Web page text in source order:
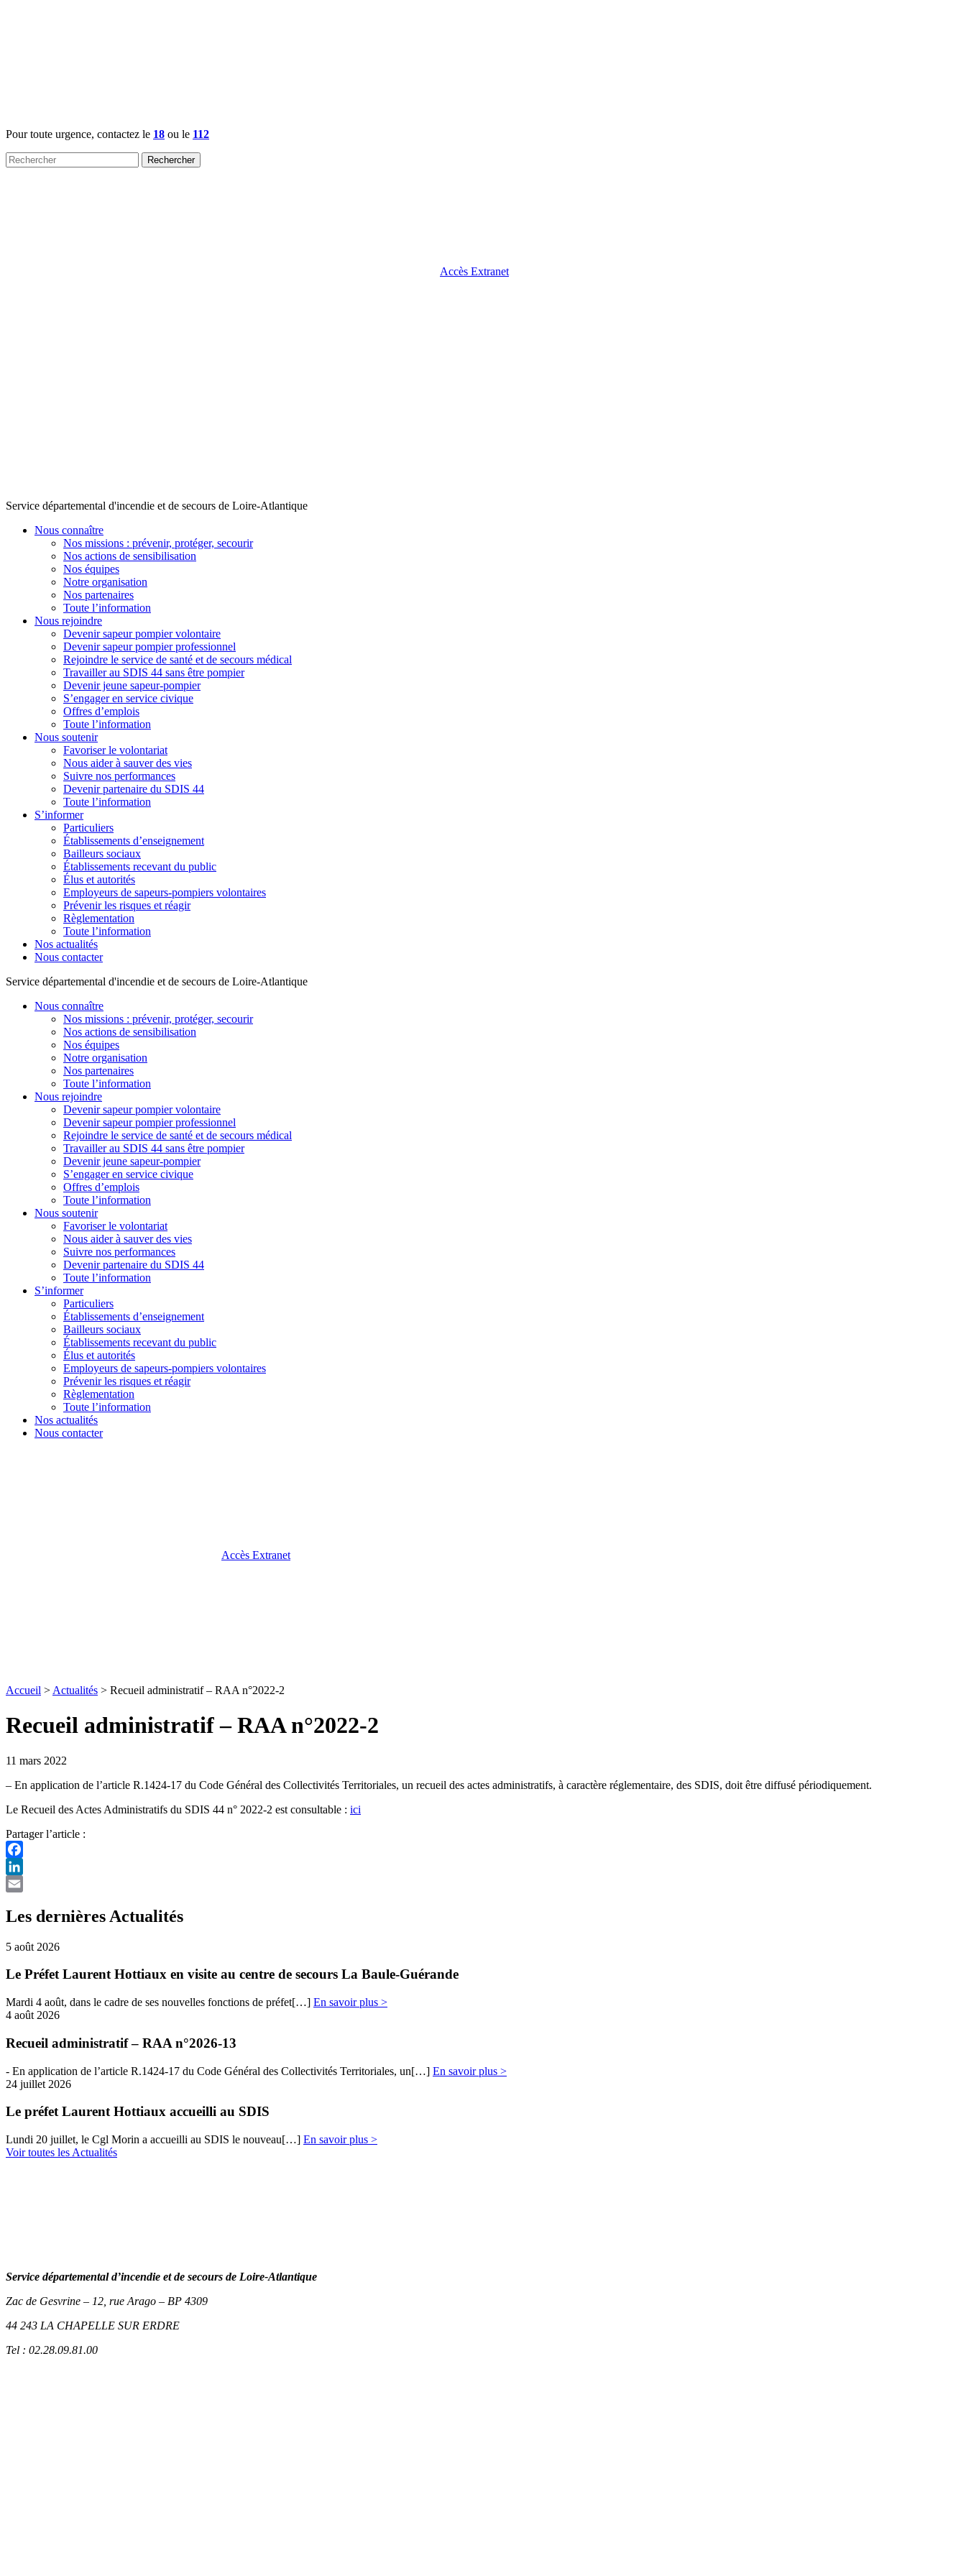
Pour toute urgence, contactez le 18 ou le 112
Rechercher :
Accès Extranet
Service départemental d'incendie et de secours de Loire-Atlantique
Nous connaître
Nos missions : prévenir, protéger, secourir
Nos actions de sensibilisation
Nos équipes
Notre organisation
Nos partenaires
Toute l’information
Nous rejoindre
Devenir sapeur pompier volontaire
Devenir sapeur pompier professionnel
Rejoindre le service de santé et de secours médical
Travailler au SDIS 44 sans être pompier
Devenir jeune sapeur-pompier
S’engager en service civique
Offres d’emplois
Toute l’information
Nous soutenir
Favoriser le volontariat
Nous aider à sauver des vies
Suivre nos performances
Devenir partenaire du SDIS 44
Toute l’information
S’informer
Particuliers
Établissements d’enseignement
Bailleurs sociaux
Établissements recevant du public
Élus et autorités
Employeurs de sapeurs-pompiers volontaires
Prévenir les risques et réagir
Règlementation
Toute l’information
Nos actualités
Nous contacter
Service départemental d'incendie et de secours de Loire-Atlantique
Nous connaître
Nos missions : prévenir, protéger, secourir
Nos actions de sensibilisation
Nos équipes
Notre organisation
Nos partenaires
Toute l’information
Nous rejoindre
Devenir sapeur pompier volontaire
Devenir sapeur pompier professionnel
Rejoindre le service de santé et de secours médical
Travailler au SDIS 44 sans être pompier
Devenir jeune sapeur-pompier
S’engager en service civique
Offres d’emplois
Toute l’information
Nous soutenir
Favoriser le volontariat
Nous aider à sauver des vies
Suivre nos performances
Devenir partenaire du SDIS 44
Toute l’information
S’informer
Particuliers
Établissements d’enseignement
Bailleurs sociaux
Établissements recevant du public
Élus et autorités
Employeurs de sapeurs-pompiers volontaires
Prévenir les risques et réagir
Règlementation
Toute l’information
Nos actualités
Nous contacter
Accès Extranet
Accueil > Actualités > Recueil administratif – RAA n°2022-2
Recueil administratif – RAA n°2022-2
11 mars 2022
– En application de l’article R.1424-17 du Code Général des Collectivités Territoriales, un recueil des actes administratifs, à caractère réglementaire, des SDIS, doit être diffusé périodiquement.
Le Recueil des Actes Administratifs du SDIS 44 n° 2022-2 est consultable : ici
Partager l’article :
Facebook
LinkedIn
Les dernières Actualités
5 août 2026
Le Préfet Laurent Hottiaux en visite au centre de secours La Baule-Guérande
Mardi 4 août, dans le cadre de ses nouvelles fonctions de préfet[…] En savoir plus >
4 août 2026
Recueil administratif – RAA n°2026-13
- En​​ application de l’article R.1424-17 du Code Général des Collectivités Territoriales, un[…] En savoir plus >
24 juillet 2026
Le préfet Laurent Hottiaux accueilli au SDIS
Lundi 20 juillet, le Cgl Morin a accueilli au SDIS le nouveau[…] En savoir plus >
Voir toutes les Actualités
Service départemental d’incendie et de secours de Loire-Atlantique
Zac de Gesvrine – 12, rue Arago – BP 4309
44 243 LA CHAPELLE SUR ERDRE
Tel : 02.28.09.81.00